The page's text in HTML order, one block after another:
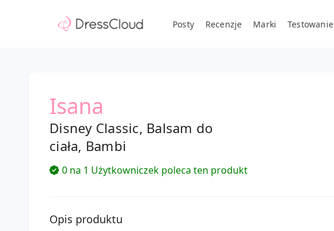
Posty Recenzje Marki Testowanie
Isana
Disney Classic, Balsam do
ciała, Bambi
0 na 1 Użytkowniczek poleca ten produkt
Opis produktu